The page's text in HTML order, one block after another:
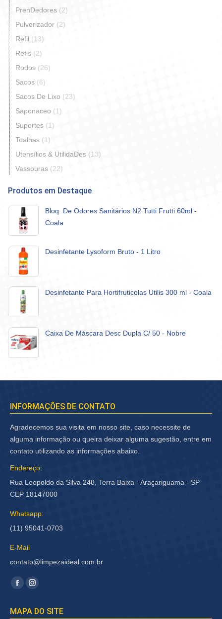
PrenDedores (2)
Pulverizador (2)
Refil (13)
Refis (2)
Rodos (26)
Sacos (6)
Sacos De Lixo (23)
Saponaceo (1)
Suportes (1)
Toalhas (1)
Utensílios & UtilidaDes (13)
Vassouras (22)
Produtos em Destaque
Bloq. De Odores Sanitários N2 Tutti Frutti 60ml -
Coala
Desinfetante Lysoform Bruto - 1 Litro
Desinfetante Para Hortifruticolas Utilis 300 ml - Coala
Caixa De Máscara Desc Dupla C/ 50 - Nobre
INFORMAÇÕES DE CONTATO
Agradecemos sua visita em nosso site, caso necessite de
alguma informação ou queira deixar alguma sugestão, entre em
contato utilizando as informações abaixo.
Endereço:
Rua Leopoldo da Silva 248, Terra Baixa - Araçariguama - SP
CEP 18147000
Whatsapp:
(11) 95041-0703
E-Mail
contato@limpezaideal.com.br
Encontre-nos em:
Facebook
abre
Instagram
abre
MAPA DO SITE